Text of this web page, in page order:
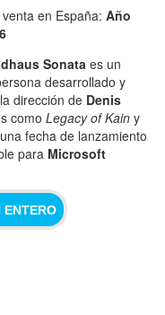
venta en España:Año
Sonata es un
desarrollado y
dirección de Denis
comoLegacy of Kain y
fecha de lanzamiento
para Microsoft
ENTERO